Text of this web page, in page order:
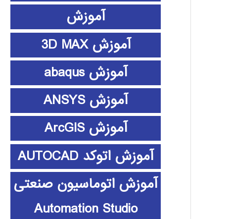
آموزش
آموزش 3D MAX
آموزش abaqus
آموزش ANSYS
آموزش ArcGIS
آموزش اتوکد AUTOCAD
آموزش اتوماسیون صنعتی
Automation Studio